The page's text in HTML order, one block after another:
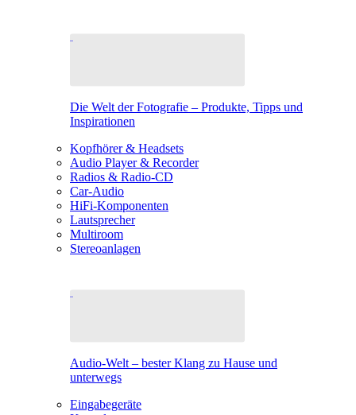
Die Welt der Fotografie – Produkte, Tipps und
Inspirationen
Kopfhörer & Headsets
Audio Player & Recorder
Radios & Radio-CD
Car-Audio
HiFi-Komponenten
Lautsprecher
Multiroom
Stereoanlagen
Audio-Welt – bester Klang zu Hause und
unterwegs
Eingabegeräte